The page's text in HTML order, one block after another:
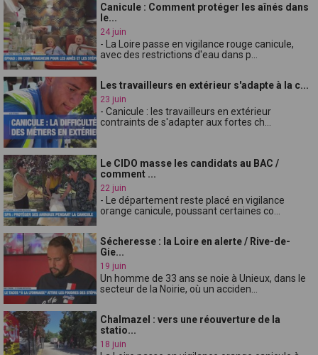
Canicule : Comment protéger les aînés dans
le...
24 juin
- La Loire passe en vigilance rouge canicule,
avec des restrictions d'eau dans p...
Les travailleurs en extérieur s'adapte à la c...
23 juin
- Canicule : les travailleurs en extérieur
contraints de s'adapter aux fortes ch...
Le CIDO masse les candidats au BAC /
comment ...
22 juin
- Le département reste placé en vigilance
orange canicule, poussant certaines co...
Sécheresse : la Loire en alerte / Rive-de-
Gie...
19 juin
Un homme de 33 ans se noie à Unieux, dans le
secteur de la Noirie, où un acciden...
Chalmazel : vers une réouverture de la
statio...
18 juin